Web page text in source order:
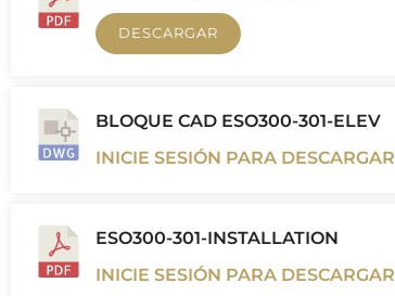
DESCARGAR
BLOQUE CAD ESO300-301-ELEV
INICIE SESIÓN PARA DESCARGAR
ESO300-301-INSTALLATION
INICIE SESIÓN PARA DESCARGAR